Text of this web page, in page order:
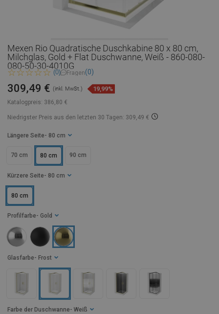
Mexen Rio Quadratische Duschkabine 80 x 80 cm,
Milchglas, Gold + Flat Duschwanne, Weiß - 860-080-
080-50-30-4010G
(0) Fragen(0)
Katalogpreis: 386,80 €
309,49 € (inkl. MwSt.) 19,99%
Niedrigster Preis aus den letzten 30 Tagen: 309,49 €
Längere Seite - 80 cm
70 cm 80 cm 90 cm
Kürzere Seite - 80 cm
80 cm
Glasfarbe - Frost
Profilfarbe - Gold
Farbe der Duschwanne - Weiß